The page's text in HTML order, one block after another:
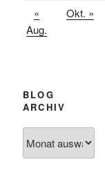
«
Aug.
Okt. »
BLOG
ARCHIV
Archiv